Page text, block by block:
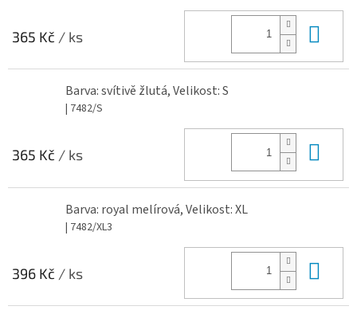
365 Kč / ks
Barva: svítivě žlutá, Velikost: S
| 7482/S
365 Kč / ks
Barva: royal melírová, Velikost: XL
| 7482/XL3
396 Kč / ks